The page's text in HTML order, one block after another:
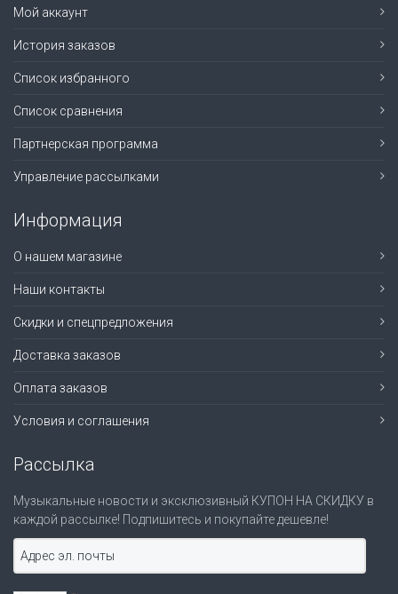
Мой аккаунт
История заказов
Список избранного
Список сравнения
Партнерская программа
Управление рассылками
Информация
О нашем магазине
Наши контакты
Скидки и спецпредложения
Доставка заказов
Оплата заказов
Условия и соглашения
Рассылка
Музыкальные новости и эксклюзивный КУПОН НА СКИДКУ в
каждой рассылке! Подпишитесь и покупайте дешевле!